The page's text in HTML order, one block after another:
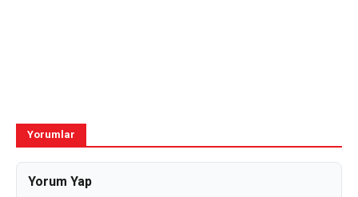
Yorumlar
Yorum Yap